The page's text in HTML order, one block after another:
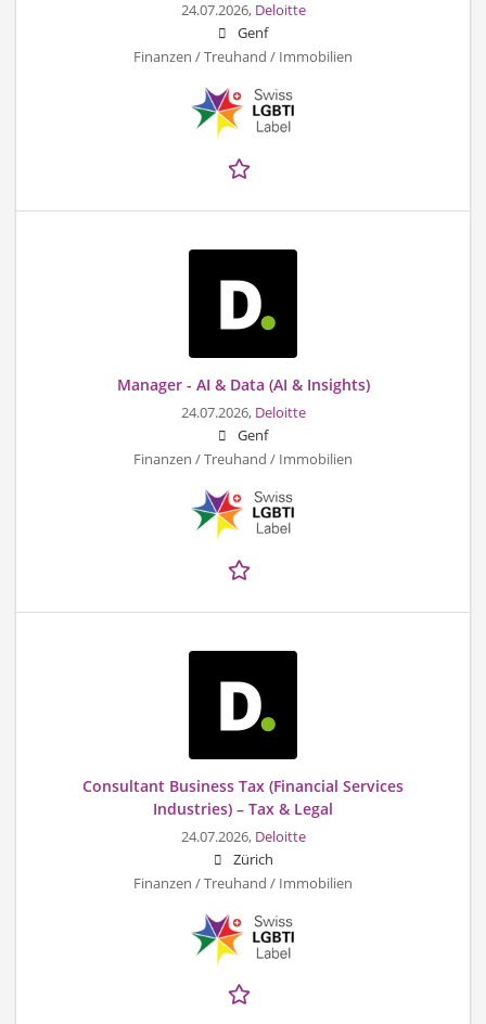
24.07.2026, Deloitte
Genf
Finanzen / Treuhand / Immobilien
Manager - AI & Data (AI & Insights)
24.07.2026, Deloitte
Genf
Finanzen / Treuhand / Immobilien
Consultant Business Tax (Financial Services
Industries) – Tax & Legal
24.07.2026, Deloitte
Zürich
Finanzen / Treuhand / Immobilien